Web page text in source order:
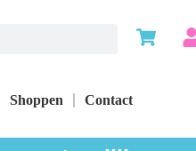
Shoppen Contact